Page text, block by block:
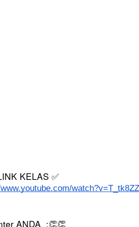
KELAS ✅
ANDA  :👏👏